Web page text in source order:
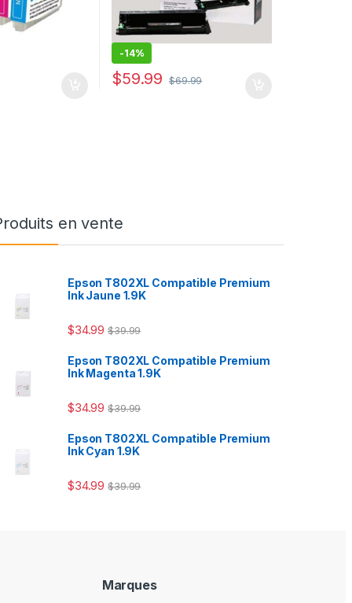
-14%
$59.99 $69.99
en vente
Epson T802XL Compatible Premium
Ink Jaune 1.9K
$34.99 $39.99
Epson T802XL Compatible Premium
Ink Magenta 1.9K
$34.99 $39.99
Epson T802XL Compatible Premium
Ink Cyan 1.9K
$34.99 $39.99
Marques